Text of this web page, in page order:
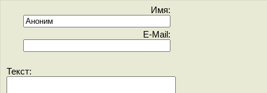
Имя:
E-Mail:
Текст: